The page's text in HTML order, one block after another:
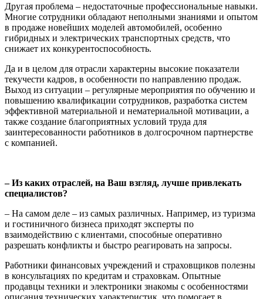
Другая проблема – недостаточные профессиональные навыки.
Многие сотрудники обладают неполными знаниями и опытом
в продаже новейших моделей автомобилей, особенно
гибридных и электрических транспортных средств, что
снижает их конкурентоспособность.
Да и в целом для отрасли характерны высокие показатели
текучести кадров, в особенности по направлению продаж.
Выход из ситуации – регулярные мероприятия по обучению и
повышению квалификации сотрудников, разработка систем
эффективной материальной и нематериальной мотивации, а
также создание благоприятных условий труда для
заинтересованности работников в долгосрочном партнерстве
с компанией.
– Из каких отраслей, на Ваш взгляд, лучше привлекать
специалистов?
– На самом деле – из самых различных. Например, из туризма
и гостиничного бизнеса приходят эксперты по
взаимодействию с клиентами, способные оперативно
разрешать конфликты и быстро реагировать на запросы.
Работники финансовых учреждений и страховщиков полезны
в консультациях по кредитам и страховкам. Опытные
продавцы техники и электроники знакомы с особенностями
описания технических характеристик, что помогает в